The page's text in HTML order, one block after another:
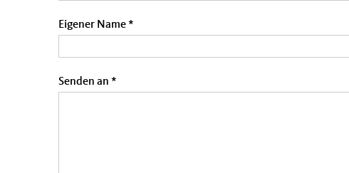
Eigener Name*
Senden an *